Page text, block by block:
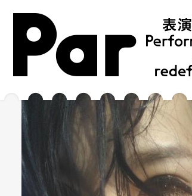
跳到主要內容區塊
網站導覽